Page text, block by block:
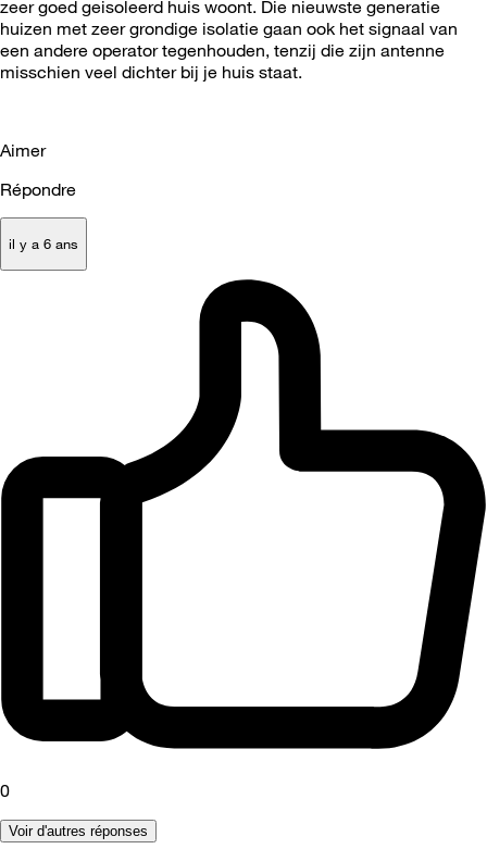
zeer goed geisoleerd huis woont. Die nieuwste generatie
huizen met zeer grondige isolatie gaan ook het signaal van
een andere operator tegenhouden, tenzij die zijn antenne
misschien veel dichter bij je huis staat.
Aimer
Répondre
il y a 6 ans
0
Voir d'autres réponses